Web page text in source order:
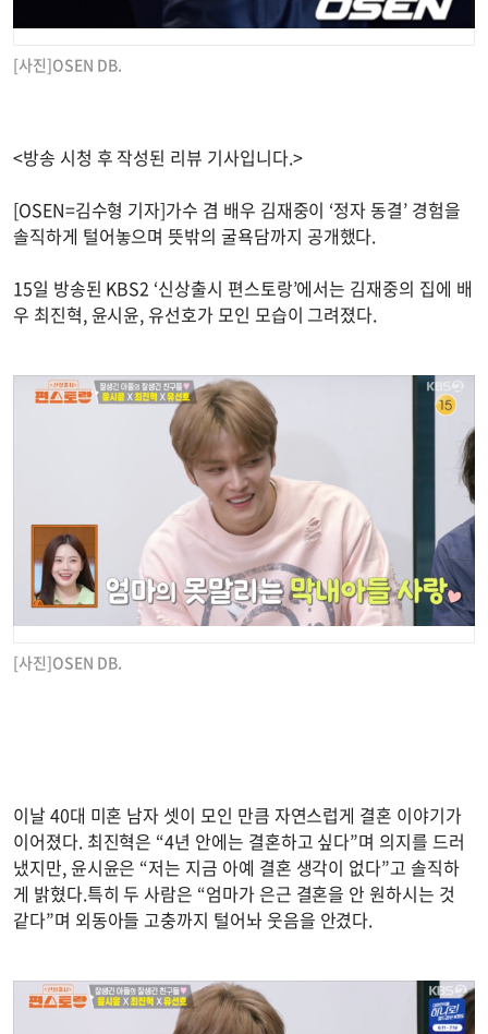
[사진]OSEN DB.
<방송 시청 후 작성된 리뷰 기사입니다.>
[OSEN=김수형 기자]가수 겸 배우 김재중이 ‘정자 동결’ 경험을
솔직하게 털어놓으며 뜻밖의 굴욕담까지 공개했다.
15일 방송된 KBS2 ‘신상출시 편스토랑’에서는 김재중의 집에 배
우 최진혁, 윤시윤, 유선호가 모인 모습이 그려졌다.
[사진]OSEN DB.
이날 40대 미혼 남자 셋이 모인 만큼 자연스럽게 결혼 이야기가
이어졌다. 최진혁은 “4년 안에는 결혼하고 싶다”며 의지를 드러
냈지만, 윤시윤은 “저는 지금 아예 결혼 생각이 없다”고 솔직하
게 밝혔다.특히 두 사람은 “엄마가 은근 결혼을 안 원하시는 것
같다”며 외동아들 고충까지 털어놔 웃음을 안겼다.